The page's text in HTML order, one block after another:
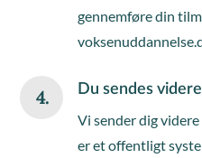
gennemføre din
4. Du sendes
Vi sender dig
er et offentligt